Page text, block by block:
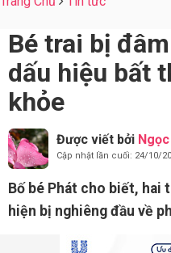
Bé trai bị
dấu hiệu bất
khỏe
Được viết bởi
Cập nhật lần cuối: 24/10/
Bố bé Phát cho biết, hai
hiện bị nghiêng đầu về